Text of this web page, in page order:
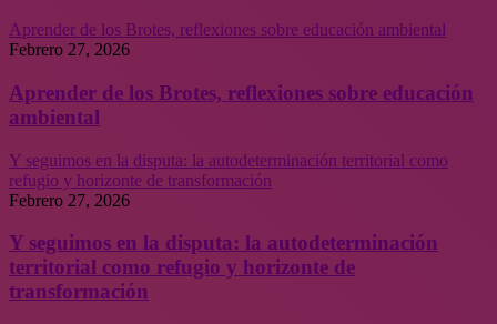
Aprender de los Brotes, reflexiones sobre educación ambiental
Febrero 27, 2026
Aprender de los Brotes, reflexiones sobre educación
ambiental
Y seguimos en la disputa: la autodeterminación territorial como
refugio y horizonte de transformación
Febrero 27, 2026
Y seguimos en la disputa: la autodeterminación
territorial como refugio y horizonte de
transformación